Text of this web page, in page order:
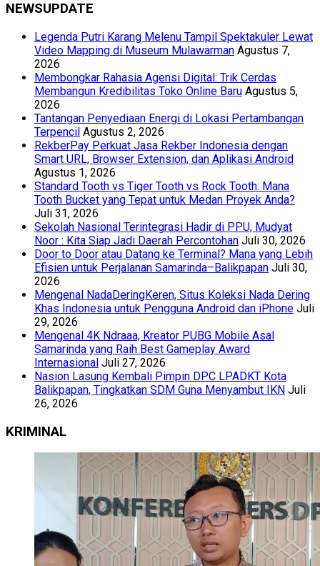
NEWSUPDATE
Legenda Putri Karang Melenu Tampil Spektakuler Lewat
Video Mapping di Museum Mulawarman Agustus 7,
2026
Membongkar Rahasia Agensi Digital: Trik Cerdas
Membangun Kredibilitas Toko Online Baru Agustus 5,
2026
Tantangan Penyediaan Energi di Lokasi Pertambangan
Terpencil Agustus 2, 2026
RekberPay Perkuat Jasa Rekber Indonesia dengan
Smart URL, Browser Extension, dan Aplikasi Android
Agustus 1, 2026
Standard Tooth vs Tiger Tooth vs Rock Tooth: Mana
Tooth Bucket yang Tepat untuk Medan Proyek Anda?
Juli 31, 2026
Sekolah Nasional Terintegrasi Hadir di PPU, Mudyat
Noor : Kita Siap Jadi Daerah Percontohan Juli 30, 2026
Door to Door atau Datang ke Terminal? Mana yang Lebih
Efisien untuk Perjalanan Samarinda–Balikpapan Juli 30,
2026
Mengenal NadaDeringKeren, Situs Koleksi Nada Dering
Khas Indonesia untuk Pengguna Android dan iPhone Juli
29, 2026
Mengenal 4K Ndraaa, Kreator PUBG Mobile Asal
Samarinda yang Raih Best Gameplay Award
Internasional Juli 27, 2026
Nasion Lasung Kembali Pimpin DPC LPADKT Kota
Balikpapan, Tingkatkan SDM Guna Menyambut IKN Juli
26, 2026
KRIMINAL